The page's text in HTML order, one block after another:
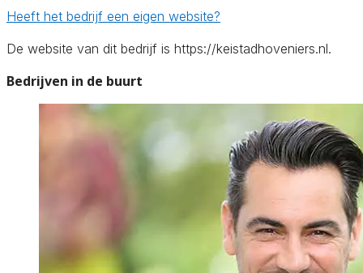
Heeft het bedrijf een eigen website?
De website van dit bedrijf is https://keistadhoveniers.nl.
Bedrijven in de buurt